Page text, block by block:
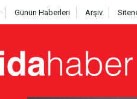
Günün Haberleri Arşiv